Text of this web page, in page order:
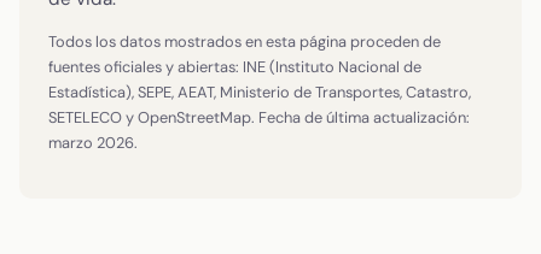
Todos los datos mostrados en esta página proceden de
fuentes oficiales y abiertas: INE (Instituto Nacional de
Estadística), SEPE, AEAT, Ministerio de Transportes, Catastro,
SETELECO y OpenStreetMap. Fecha de última actualización:
marzo 2026.